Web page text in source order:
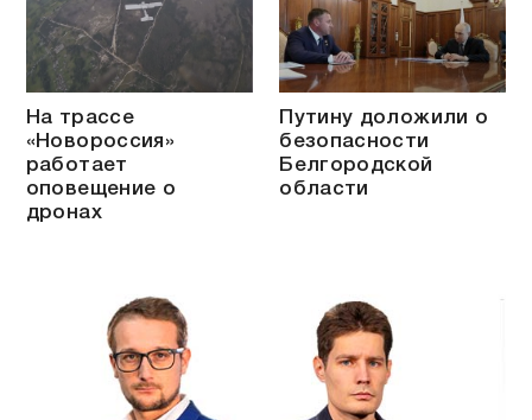
На трассе
«Новороссия»
работает
оповещение о
дронах
Путину доложили о
безопасности
Белгородской
области